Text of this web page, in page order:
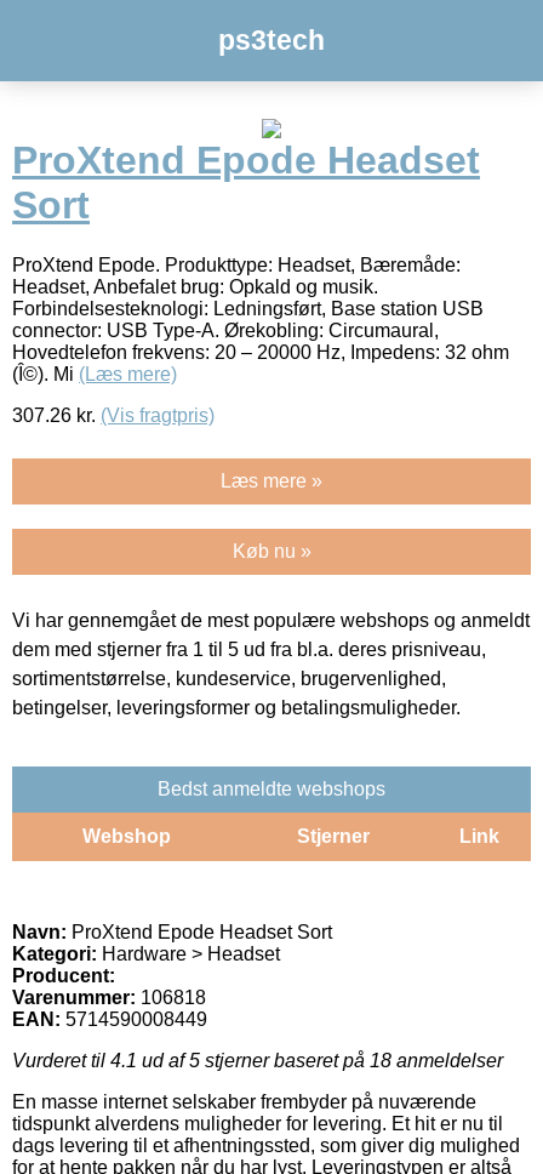
ps3tech
ProXtend Epode Headset
Sort
ProXtend Epode. Produkttype: Headset, Bæremåde:
Headset, Anbefalet brug: Opkald og musik.
Forbindelsesteknologi: Ledningsført, Base station USB
connector: USB Type-A. Ørekobling: Circumaural,
Hovedtelefon frekvens: 20 – 20000 Hz, Impedens: 32 ohm
(Î©). Mi (Læs mere)
307.26 kr. (Vis fragtpris)
Læs mere »
Køb nu »
Vi har gennemgået de mest populære webshops og anmeldt
dem med stjerner fra 1 til 5 ud fra bl.a. deres prisniveau,
sortimentstørrelse, kundeservice, brugervenlighed,
betingelser, leveringsformer og betalingsmuligheder.
Bedst anmeldte webshops
Webshop Stjerner Link
Navn: ProXtend Epode Headset Sort
Kategori: Hardware > Headset
Producent:
Varenummer: 106818
EAN: 5714590008449
Vurderet til 4.1 ud af 5 stjerner baseret på 18 anmeldelser
En masse internet selskaber frembyder på nuværende
tidspunkt alverdens muligheder for levering. Et hit er nu til
dags levering til et afhentningssted, som giver dig mulighed
for at hente pakken når du har lyst. Leveringstypen er altså